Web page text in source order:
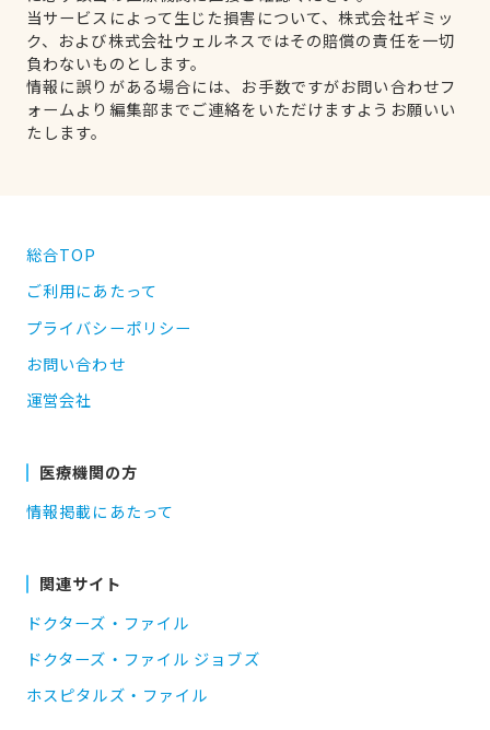
当サービスによって生じた損害について、株式会社ギミッ
ク、および株式会社ウェルネスではその賠償の責任を一切
負わないものとします。
情報に誤りがある場合には、お手数ですがお問い合わせフ
ォームより編集部までご連絡をいただけますようお願いい
たします。
総合TOP
ご利用にあたって
プライバシーポリシー
お問い合わせ
運営会社
医療機関の方
情報掲載にあたって
関連サイト
ドクターズ・ファイル
ドクターズ・ファイル ジョブズ
ホスピタルズ・ファイル